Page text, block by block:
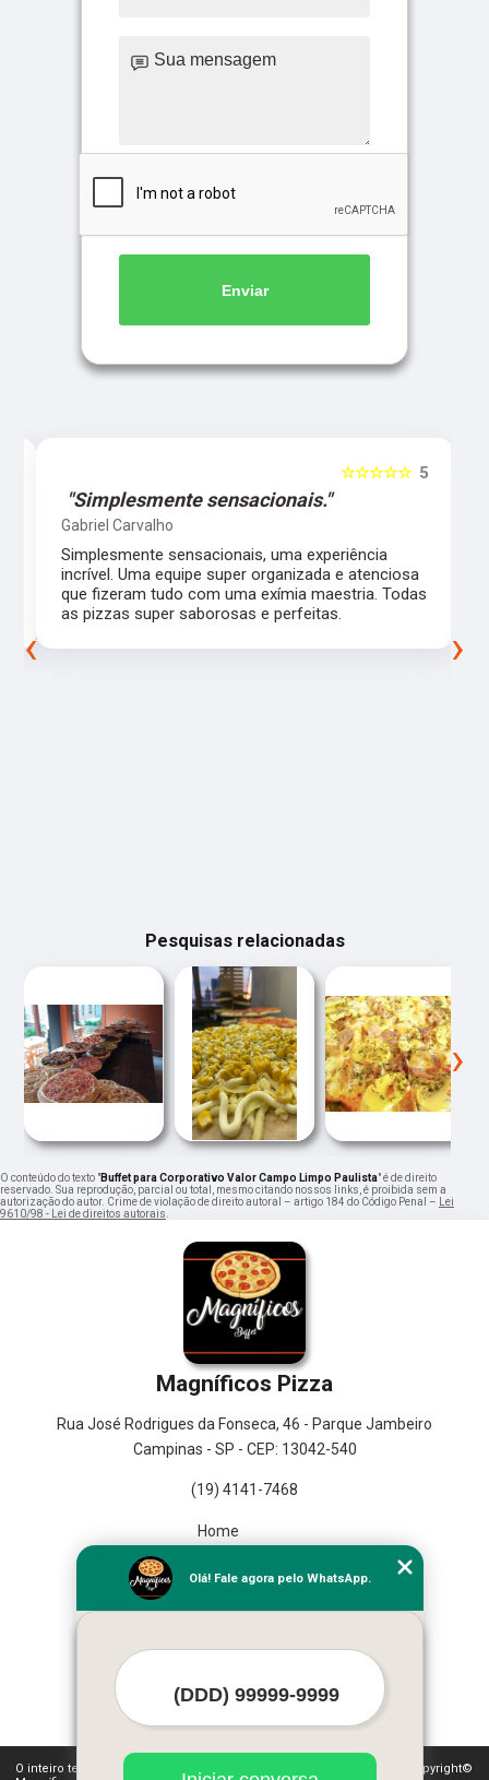
Enviar
5
☆☆☆☆☆
"Simplesmente sensacionais."
Gabriel Carvalho
Simplesmente sensacionais, uma experiência
incrível. Uma equipe super organizada e atenciosa
que fizeram tudo com uma exímia maestria. Todas
as pizzas super saborosas e perfeitas.
‹ ›
Pesquisas relacionadas
‹ ›
O conteúdo do texto "Buffet para Corporativo Valor Campo Limpo Paulista" é de direito
reservado. Sua reprodução, parcial ou total, mesmo citando nossos links, é proibida sem a
autorização do autor. Crime de violação de direito autoral – artigo 184 do Código Penal –
Lei
9610/98 - Lei de direitos autorais
Magníficos Pizza
Rua José Rodrigues da Fonseca, 46 - Parque Jambeiro
Campinas - SP - CEP: 13042-540
(19) 4141-7468
Home
Missão
O inteiro teor deste site está sujeito à proteção de direitos autorais. Copyright©
Olá! Fale agora pelo WhatsApp.